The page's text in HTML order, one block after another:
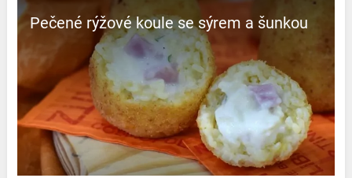
Pečené rýžové koule se sýrem a šunkou